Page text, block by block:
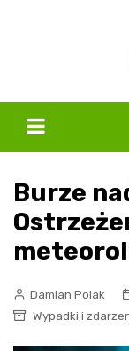
Burze
Damian Polak
Wypadki i